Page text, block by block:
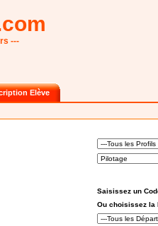
---
Elève
Saisissez un
Ou choisissez la